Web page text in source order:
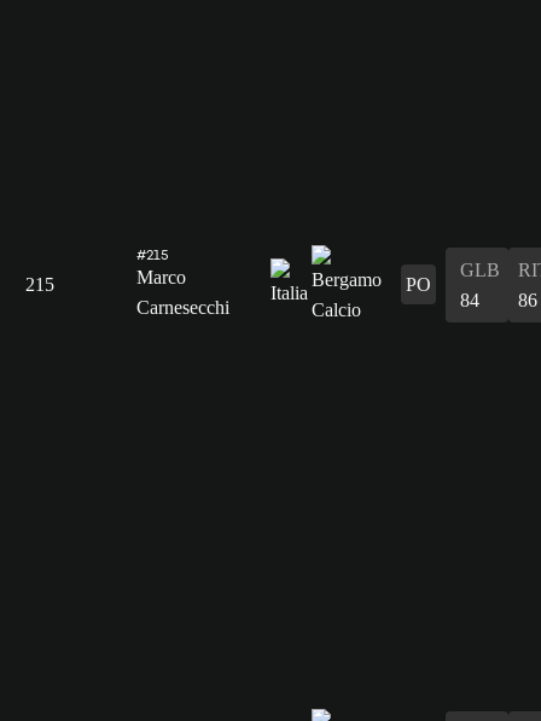
215
#215
Marco
Carnesecchi
PO
GLB
84
86